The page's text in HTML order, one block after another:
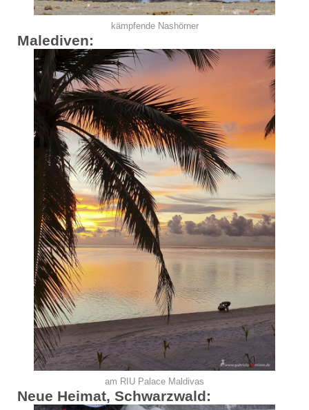
kämpfende Nashörner
Malediven:
am RIU Palace Maldivas
Neue Heimat, Schwarzwald: